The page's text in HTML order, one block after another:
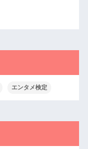
エンタメ検定